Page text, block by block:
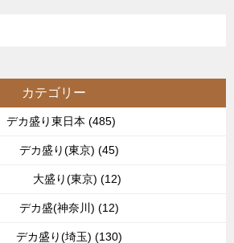
カテゴリー
デカ盛り東日本 (485)
デカ盛り(東京) (45)
大盛り(東京) (12)
デカ盛(神奈川) (12)
デカ盛り(埼玉) (130)